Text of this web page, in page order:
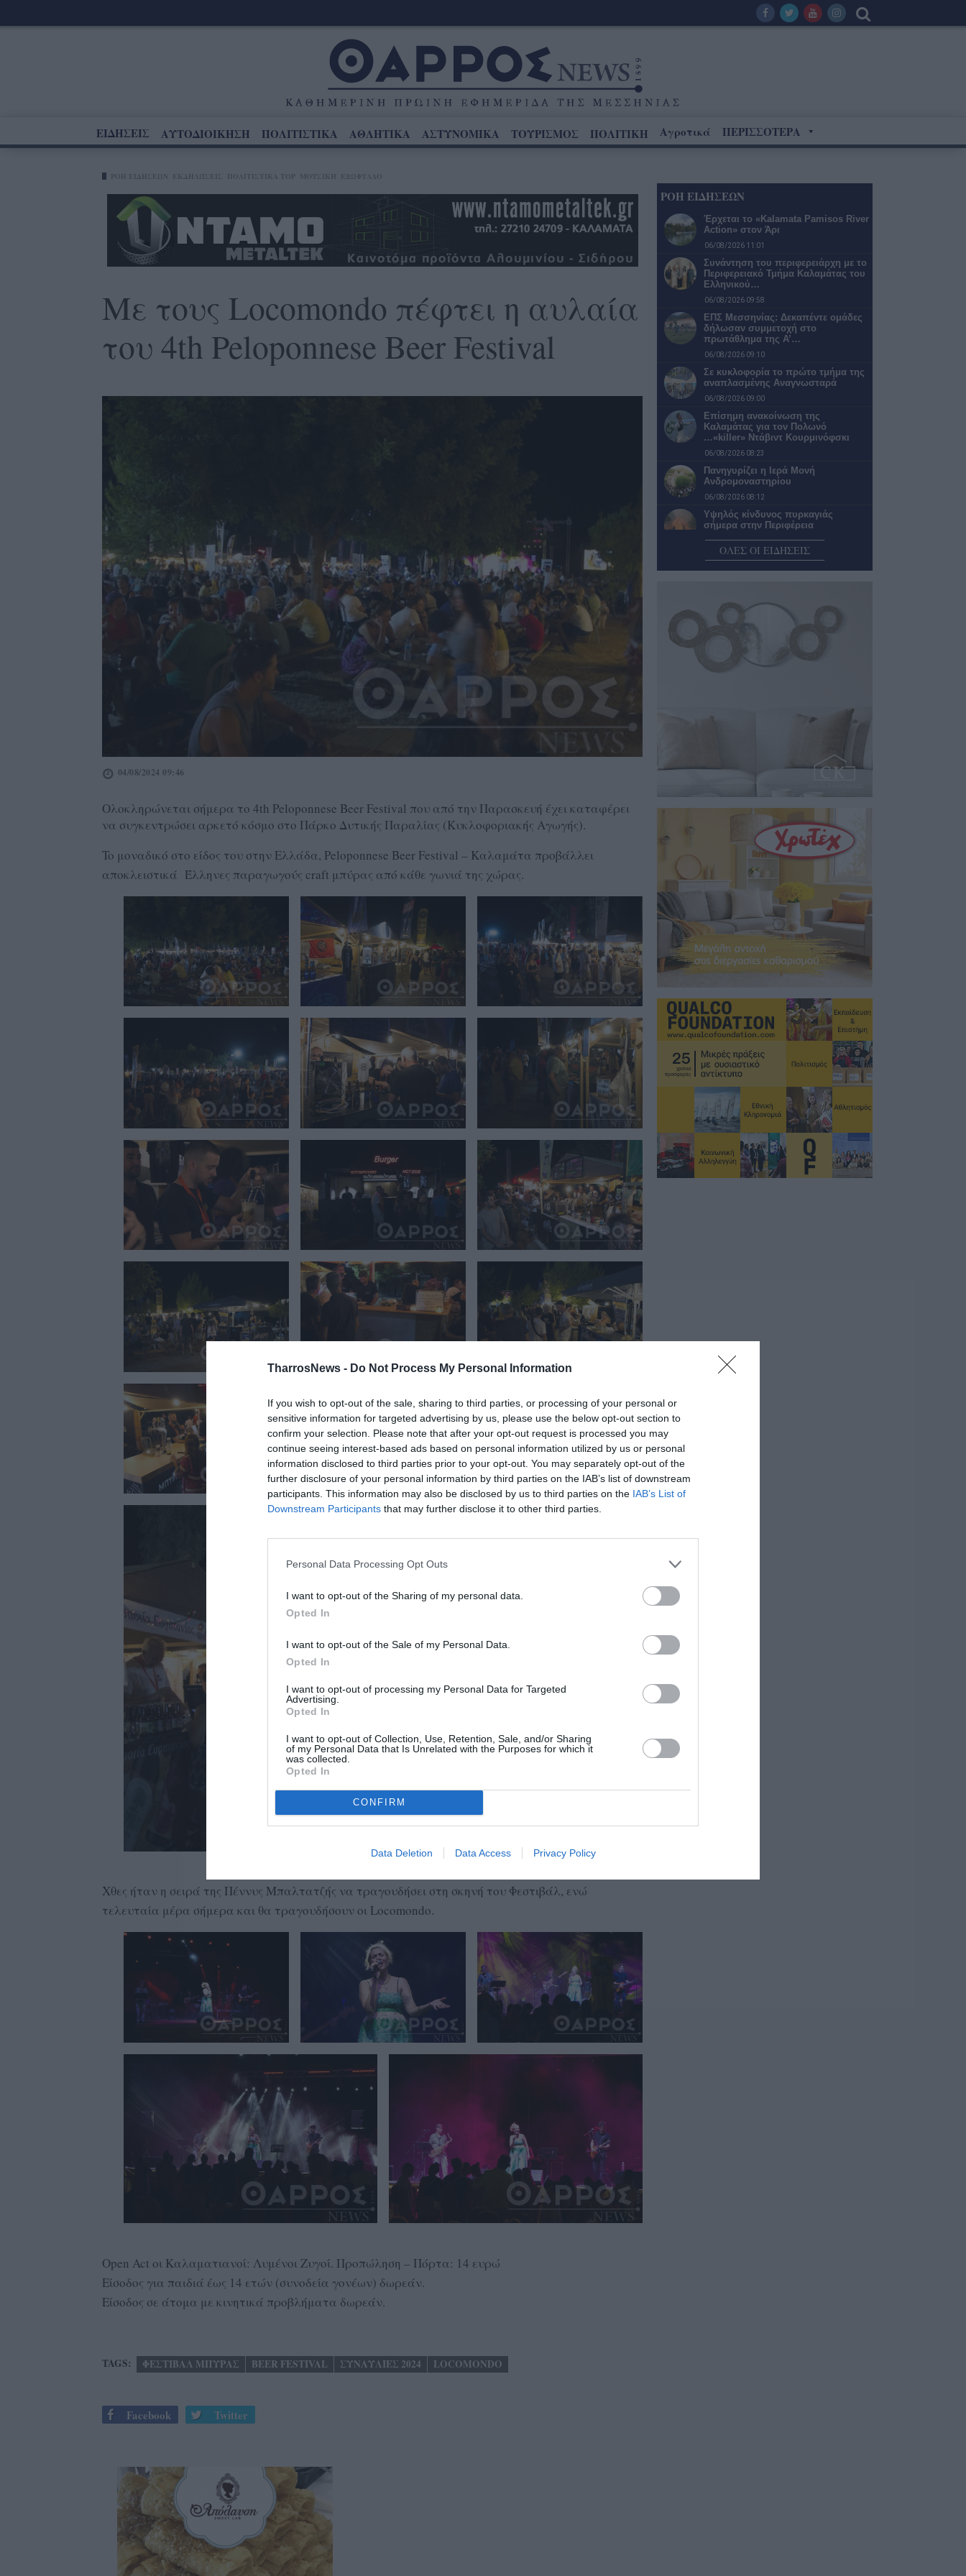
TharrosNews - Do Not Process My Personal Information
If you wish to opt-out of the sale, sharing to third parties, or processing of your personal or
sensitive information for targeted advertising by us, please use the below opt-out section to
confirm your selection. Please note that after your opt-out request is processed you may
continue seeing interest-based ads based on personal information utilized by us or personal
information disclosed to third parties prior to your opt-out. You may separately opt-out of the
further disclosure of your personal information by third parties on the IAB’s list of downstream
participants. This information may also be disclosed by us to third parties on the IAB’s List of
Downstream Participants that may further disclose it to other third parties.
Personal Data Processing Opt Outs
I want to opt-out of the Sharing of my personal data.
Opted In
I want to opt-out of the Sale of my Personal Data.
Opted In
I want to opt-out of processing my Personal Data for Targeted
Advertising.
Opted In
I want to opt-out of Collection, Use, Retention, Sale, and/or Sharing
of my Personal Data that Is Unrelated with the Purposes for which it
was collected.
Opted In
CONFIRM
Data Deletion Data Access Privacy Policy
ΕΙΔΗΣΕΙΣ ΑΥΤΟΔΙΟΙΚΗΣΗ ΠΟΛΙΤΙΣΤΙΚΑ ΑΘΛΗΤΙΚΑ ΑΣΤΥΝΟΜΙΚΑ ΤΟΥΡΙΣΜΟΣ ΠΟΛΙΤΙΚΗ Αγροτικά ΠΕΡΙΣΣΟΤΕΡΑ
Με τους Locomondo πέφτει η αυλαία
του 4th Peloponnese Beer Festival
04/08/2024 09:46
Ολοκληρώνεται σήμερα το 4th Peloponnese Beer Festival που από την Παρασκευή έχει καταφέρει
να συγκεντρώσει αρκετό κόσμο στο Πάρκο Δυτικής Παραλίας (Κυκλοφοριακής Αγωγής).
To μοναδικό στο είδος του στην Ελλάδα, Peloponnese Beer Festival – Καλαμάτα προβάλλει
αποκλειστικά Έλληνες παραγωγούς craft μπύρας από κάθε γωνιά της χώρας.
Χθες ήταν η σειρά της Πέννυς Μπαλτατζής να τραγουδήσει στη σκηνή του Φεστιβάλ, ενώ
τελευταία μέρα σήμερα και θα τραγουδήσουν οι Locomondo.
Open Act οι Καλαματιανοί: Λυμένοι Ζυγοί. Προπώληση – Πόρτα: 14 ευρώ
Είσοδος για παιδιά έως 14 ετών (συνοδεία γονέων) δωρεάν.
Είσοδος σε άτομα με κινητικά προβλήματα δωρεάν.
TAGS: ΦΕΣΤΙΒΑΛ ΜΠΥΡΑΣ BEER FESTIVAL ΣΥΝΑΥΛΙΕΣ 2024 LOCOMONDO
Facebook Twitter
ΡΟΗ ΕΙΔΗΣΕΩΝ
Έρχεται το «Kalamata Pamisos River
Action» στον Άρι
06/08/2026 11:01
Συνάντηση του περιφερειάρχη με το
Περιφερειακό Τμήμα Καλαμάτας του
Ελληνικού…
06/08/2026 09:58
ΕΠΣ Μεσσηνίας: Δεκαπέντε ομάδες
δήλωσαν συμμετοχή στο
πρωτάθλημα της Α’…
06/08/2026 09:10
Σε κυκλοφορία το πρώτο τμήμα της
αναπλασμένης Αναγνωσταρά
06/08/2026 09:00
Επίσημη ανακοίνωση της
Καλαμάτας για τον Πολωνό
…«killer» Ντάβιντ Κουρμινόφσκι
06/08/2026 08:23
Πανηγυρίζει η Ιερά Μονή
Ανδρομοναστηρίου
06/08/2026 08:12
Υψηλός κίνδυνος πυρκαγιάς
σήμερα στην Περιφέρεια
06/08/2026 07:53
Μάνη: Μεγάλη επιχείρηση
06/08/2026 07:42
Ο καιρός σήμερα Πέμπτη στην
Καλαμάτα
ΟΛΕΣ ΟΙ ΕΙΔΗΣΕΙΣ